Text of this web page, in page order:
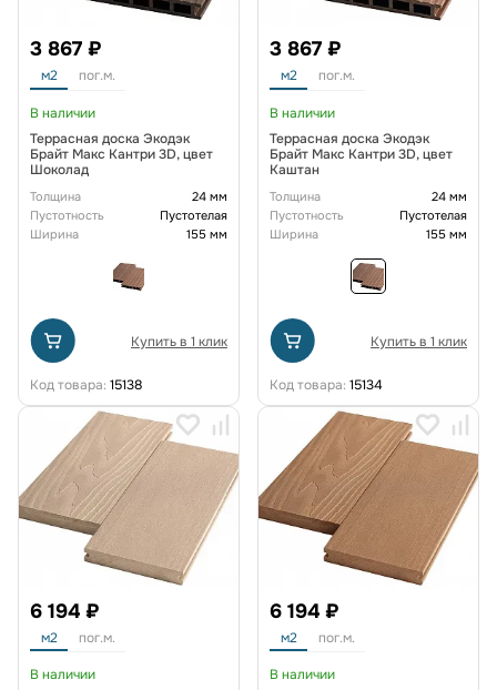
3 867 ₽
м2 пог.м.
В наличии
Террасная доска Экодэк
Брайт Макс Кантри 3D, цвет
Шоколад
Толщина
24 мм
Пустотность
Пустотелая
Ширина
155 мм
Купить в 1 клик
Код товара: 15138
3 867 ₽
м2 пог.м.
В наличии
Террасная доска Экодэк
Брайт Макс Кантри 3D, цвет
Каштан
Толщина
24 мм
Пустотность
Пустотелая
Ширина
155 мм
Купить в 1 клик
Код товара: 15134
6 194 ₽
м2 пог.м.
В наличии
6 194 ₽
м2 пог.м.
В наличии